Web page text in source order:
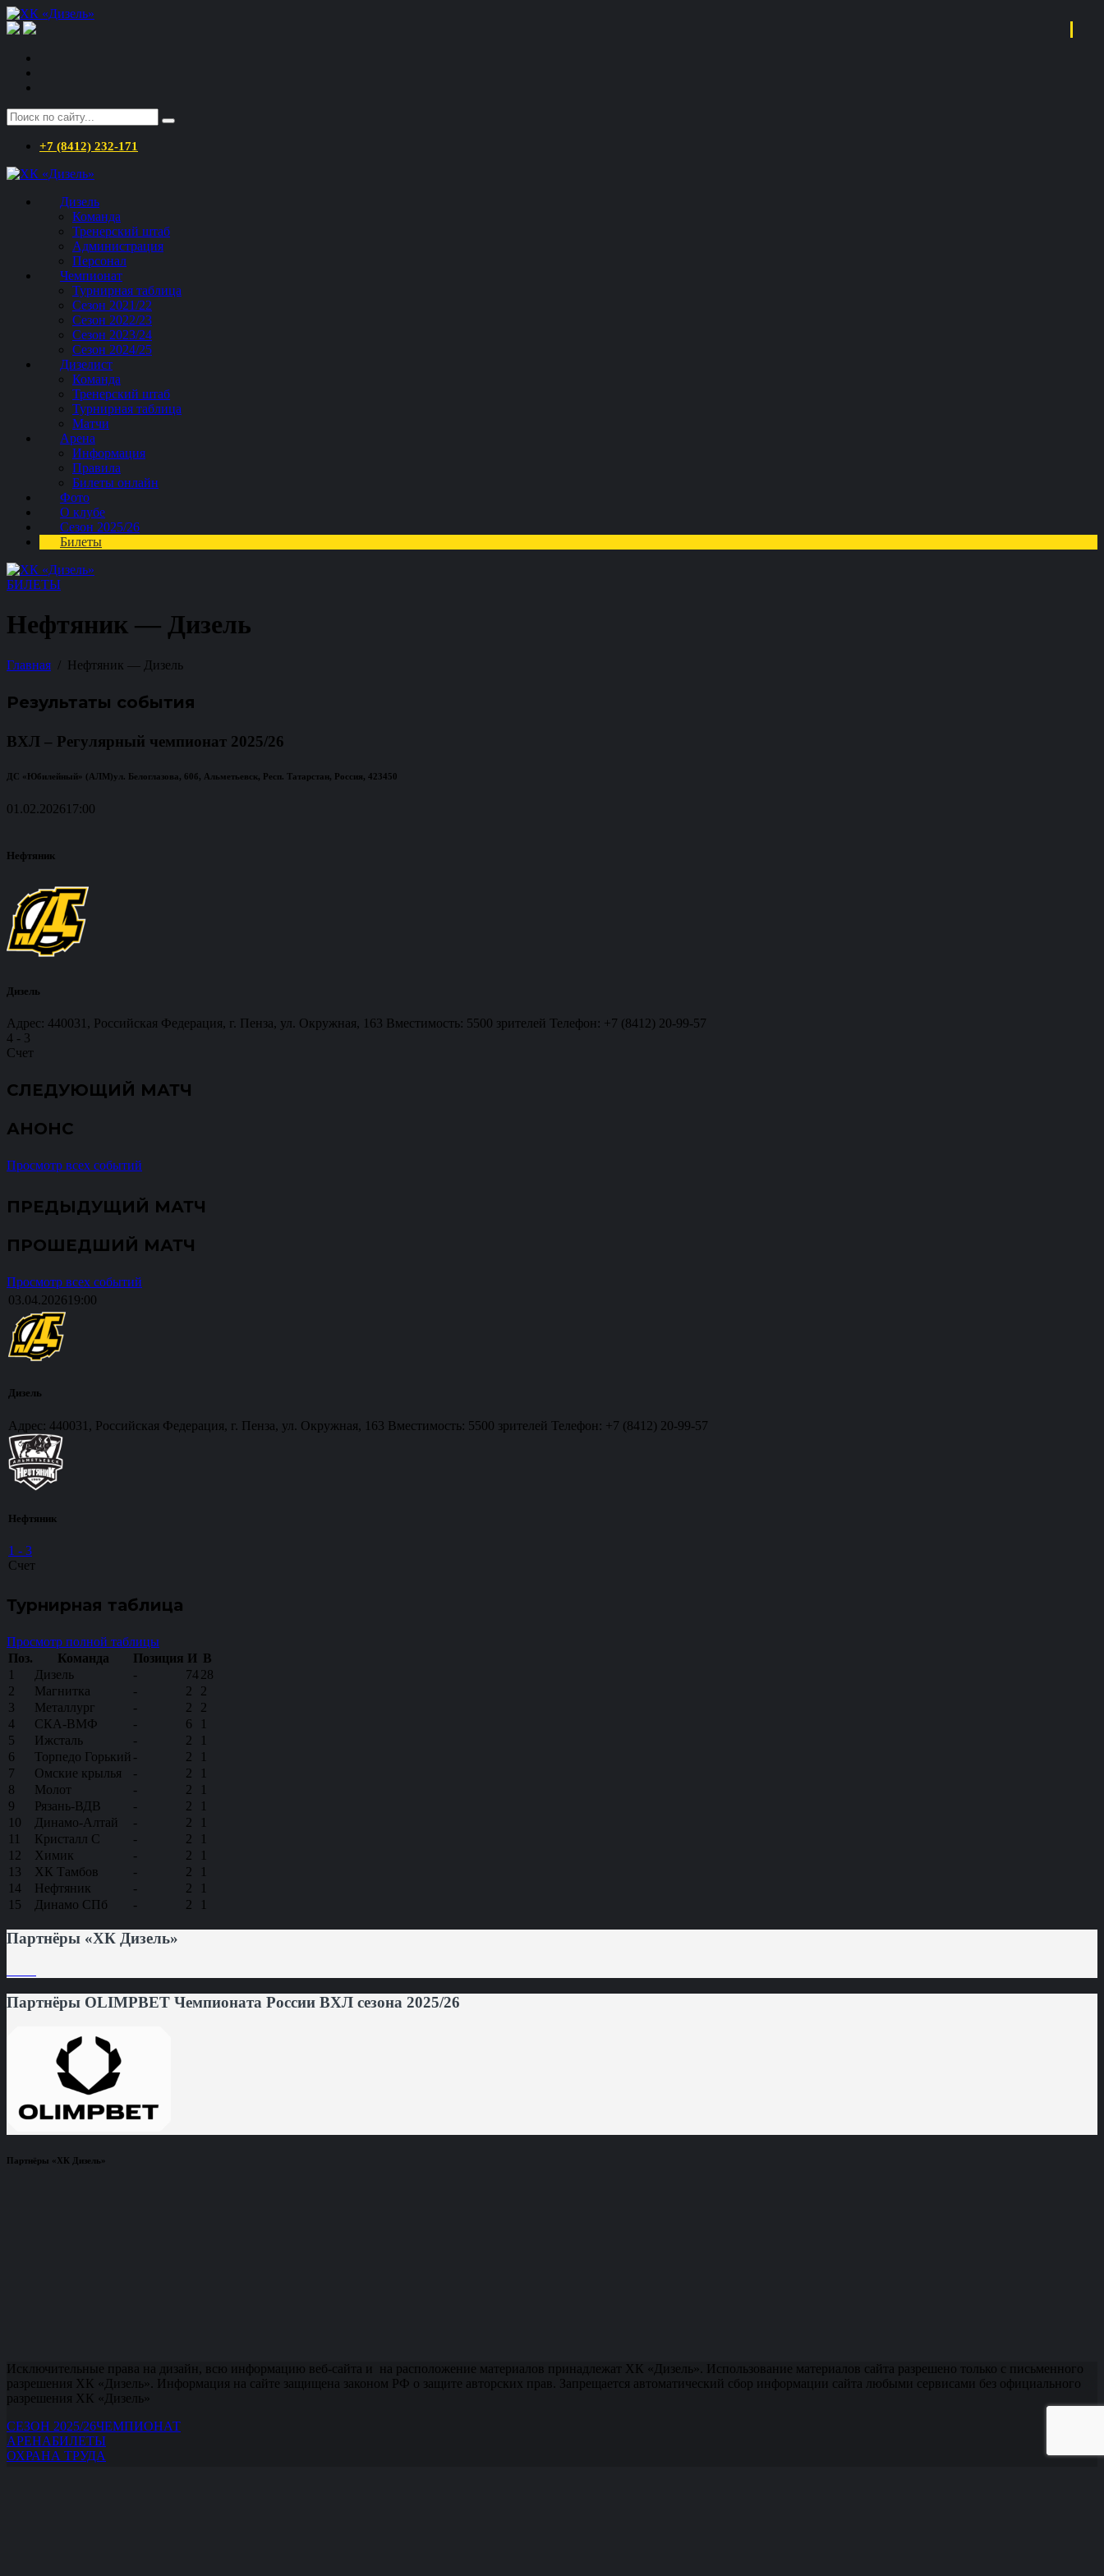
+7 (8412) 232-171
Дизель
Команда
Тренерский штаб
Администрация
Персонал
Чемпионат
Турнирная таблица
Сезон 2021/22
Сезон 2022/23
Сезон 2023/24
Сезон 2024/25
Дизелист
Команда
Тренерский штаб
Турнирная таблица
Матчи
Арена
Информация
Правила
Билеты онлайн
Фото
О клубе
Сезон 2025/26
Билеты
БИЛЕТЫ
Нефтяник — Дизель
Главная Нефтяник — Дизель
Результаты события
ВХЛ – Регулярный чемпионат 2025/26
ДС «Юбилейный» (АЛМ)ул. Белоглазова, 60б, Альметьевск, Респ. Татарстан, Россия, 423450
01.02.2026 17:00
Нефтяник
Дизель
Адрес: 440031, Российская Федерация, г. Пенза, ул. Окружная, 163 Вместимость: 5500 зрителей Телефон: +7 (8412) 20-99-57
4 - 3
Счет
СЛЕДУЮЩИЙ МАТЧ
АНОНС
Просмотр всех событий
ПРЕДЫДУЩИЙ МАТЧ
ПРОШЕДШИЙ МАТЧ
Просмотр всех событий
03.04.2026 19:00
Дизель
Адрес: 440031, Российская Федерация, г. Пенза, ул. Окружная, 163 Вместимость: 5500 зрителей Телефон: +7 (8412) 20-99-57
Нефтяник
1 - 3
Счет
Турнирная таблица
Просмотр полной таблицы
Поз.
Команда Позиция И В
1
Дизель - 7428
2
Магнитка - 2
2
3
Металлург - 2
2
4
СКА-ВМФ - 6
1
5
Ижсталь - 2
1
6
Торпедо Горький - 2
1
7
Омские крылья - 2
1
8
Молот - 2
1
9
Рязань-ВДВ - 2
1
10
Динамо-Алтай - 2
1
11
Кристалл С - 2
1
12
Химик - 2
1
13
ХК Тамбов - 2
1
14
Нефтяник - 2
1
15
Динамо СПб - 2 1
Партнёры «ХК Дизель»
Партнёры OLIMPBET Чемпионата России ВХЛ сезона 2025/26
Партнёры «ХК Дизель»
Исключительные права на дизайн, всю информацию веб-сайта и на расположение материалов принадлежат ХК «Дизель». Использование материалов сайта разрешено только с письменного
разрешения ХК «Дизель». Информация на сайте защищена законом РФ о защите авторских прав. Запрещается автоматический сбор информации сайта любыми сервисами без официального
разрешения ХК «Дизель»
СЕЗОН 2025/26ЧЕМПИОНАТ
АРЕНАБИЛЕТЫ
ОХРАНА ТРУДА